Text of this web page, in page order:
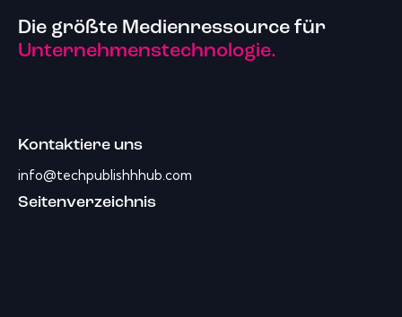
Die größte Medienressource für
Unternehmenstechnologie.
Kontaktiere uns
info@techpublishhhub.com
Seitenverzeichnis